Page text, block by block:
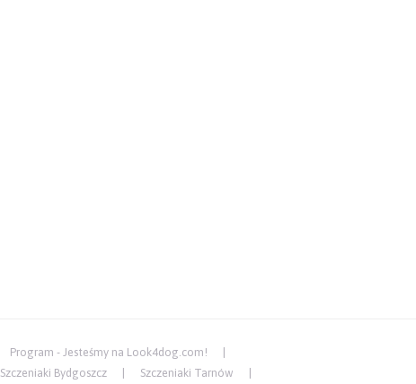
Program - Jesteśmy na Look4dog.com!
Szczeniaki Bydgoszcz Szczeniaki Tarnów